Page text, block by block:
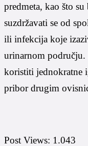
predmeta, kao što
suzdržavati se od
ili infekcija koje
urinarnom
koristiti jednokratne
pribor drugim
Post Views: 1.043